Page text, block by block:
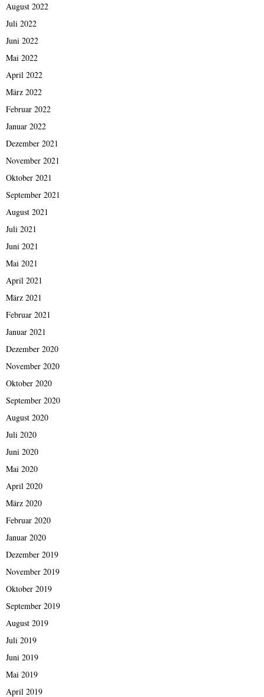
August 2022
Juli 2022
Juni 2022
Mai 2022
April 2022
März 2022
Februar 2022
Januar 2022
Dezember 2021
November 2021
Oktober 2021
September 2021
August 2021
Juli 2021
Juni 2021
Mai 2021
April 2021
März 2021
Februar 2021
Januar 2021
Dezember 2020
November 2020
Oktober 2020
September 2020
August 2020
Juli 2020
Juni 2020
Mai 2020
April 2020
März 2020
Februar 2020
Januar 2020
Dezember 2019
November 2019
Oktober 2019
September 2019
August 2019
Juli 2019
Juni 2019
Mai 2019
April 2019